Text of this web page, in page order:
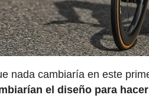
nada cambiaría en este
el diseño para